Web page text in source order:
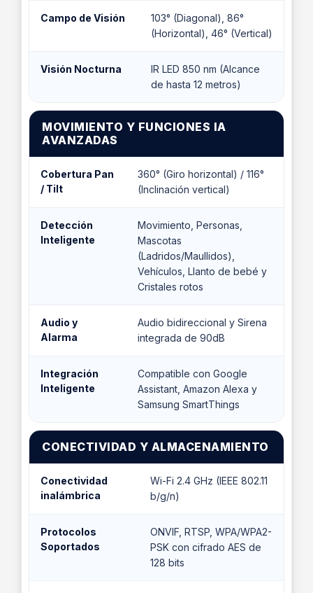
Campo de Visión
103° (Diagonal), 86°
(Horizontal), 46° (Vertical)
Visión Nocturna
IR LED 850 nm (Alcance
de hasta 12 metros)
MOVIMIENTO Y FUNCIONES IA
AVANZADAS
Cobertura Pan
/ Tilt
360° (Giro horizontal) / 116°
(Inclinación vertical)
Detección
Inteligente
Movimiento, Personas,
Mascotas
(Ladridos/Maullidos),
Vehículos, Llanto de bebé y
Cristales rotos
Audio y
Alarma
Audio bidireccional y Sirena
integrada de 90dB
Integración
Inteligente
Compatible con Google
Assistant, Amazon Alexa y
Samsung SmartThings
CONECTIVIDAD Y ALMACENAMIENTO
Conectividad
inalámbrica
Wi-Fi 2.4 GHz (IEEE 802.11
b/g/n)
Protocolos
Soportados
ONVIF, RTSP, WPA/WPA2-
PSK con cifrado AES de
128 bits